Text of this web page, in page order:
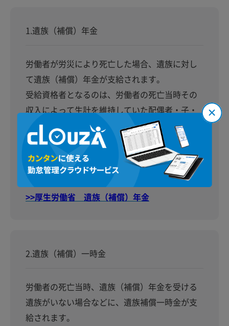
1.遺族（補償）年金
労働者が労災により死亡した場合、遺族に対し
て遺族（補償）年金が支給されます。
受給資格者となるのは、労働者の死亡当時その
収入によって生計を維持していた配偶者・子・
父母・孫・祖父母・兄弟姉妹ですが、妻以外の
遺族については、労働者の死亡当時に一定の高
齢または年少であるか、あるいは一定の障害状
態にあることが必要です。
>>厚生労働省 遺族（補償）年金
2.遺族（補償）一時金
労働者の死亡当時、遺族（補償）年金を受ける
遺族がいない場合などに、遺族補償一時金が支
給されます。